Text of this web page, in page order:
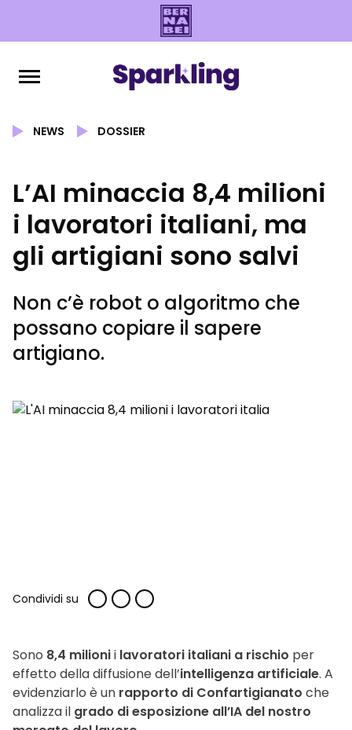
NEWS DOSSIER
L’AI minaccia 8,4 milioni
i lavoratori italiani, ma
gli artigiani sono salvi
Non c’è robot o algoritmo che
possano copiare il sapere
artigiano.
Condividi su
Sono 8,4 milionii lavoratori italiani a rischio per
effetto della diffusione dell’intelligenza artificiale. A
evidenziarlo è un rapporto di Confartigianato che
analizza il grado di esposizione all’IA del nostro